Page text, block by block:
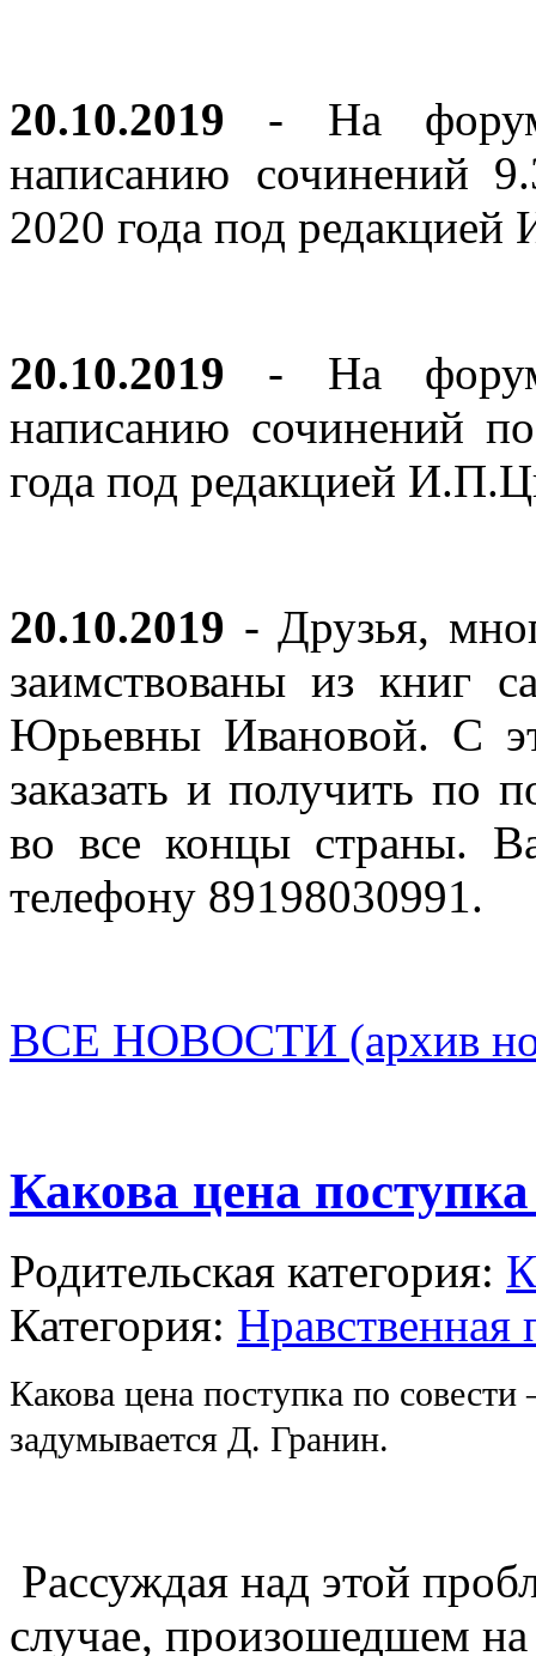
20.10.2019 - На
написанию сочинений
2020 года под
20.10.2019 - На
написанию сочинений
года под редакцией
20.10.2019 - Друзья,
заимствованы из книг
Юрьевны Ивановой. С
заказать и получить по
во все концы страны.
телефону 89198030991.
ВСЕ НОВОСТИ (архив
Какова цена
Родительская категория:
Категория: Нравственная
Какова цена поступка по
задумывается Д. Гранин.
Рассуждая над этой
случае, произошедшем